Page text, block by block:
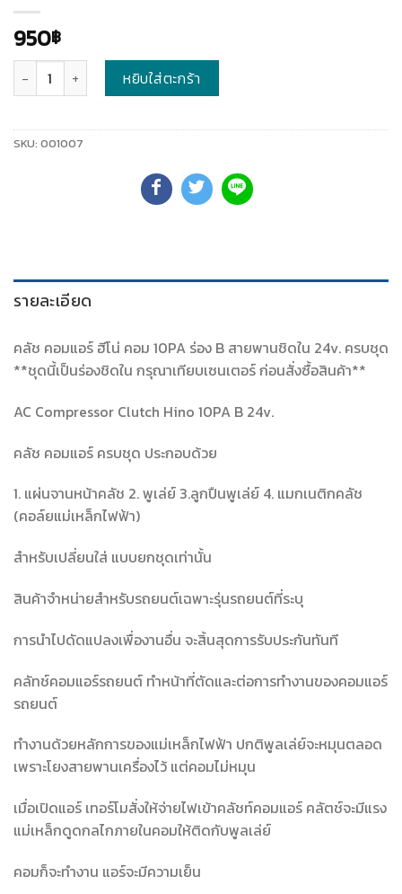
950฿
หยิบใส่ตะกร้า
SKU: 001007
รายละเอียด
คลัช คอมแอร์ ฮีโน่ คอม 10PA ร่อง B สายพานชิดใน 24v. ครบชุด
**ชุดนี้เป็นร่องชิดใน กรุณาเทียบเซนเตอร์ ก่อนสั่งซื้อสินค้า**
AC Compressor Clutch Hino 10PA B 24v.
คลัช คอมแอร์ ครบชุด ประกอบด้วย
1. แผ่นจานหน้าคลัช 2. พูเล่ย์ 3.ลูกปืนพูเล่ย์ 4. แมกเนติกคลัช
(คอล์ยแม่เหล็กไฟฟ้า)
สำหรับเปลี่ยนใส่ แบบยกชุดเท่านั้น
สินค้าจำหน่ายสำหรับรถยนต์เฉพาะรุ่นรถยนต์ที่ระบุ
การนำไปดัดแปลงเพื่องานอื่น จะสิ้นสุดการรับประกันทันที
คลัทช์คอมแอร์รถยนต์ ทำหน้าที่ตัดและต่อการทำงานของคอมแอร์
รถยนต์
ทำงานด้วยหลักการของแม่เหล็กไฟฟ้า ปกติพูลเล่ย์จะหมุนตลอด
เพราะโยงสายพานเครื่องไว้ แต่คอมไม่หมุน
เมื่อเปิดแอร์ เทอร์โมสั่งให้จ่ายไฟเข้าคลัชท์คอมแอร์ คลัตช์จะมีแรง
แม่เหล็กดูดกลไกภายในคอมให้ติดกับพูลเล่ย์
คอมก็จะทำงาน แอร์จะมีความเย็น